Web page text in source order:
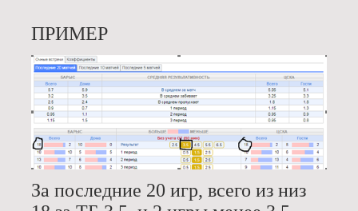
ПРИМЕР
За последние 20 игр, всего из низ